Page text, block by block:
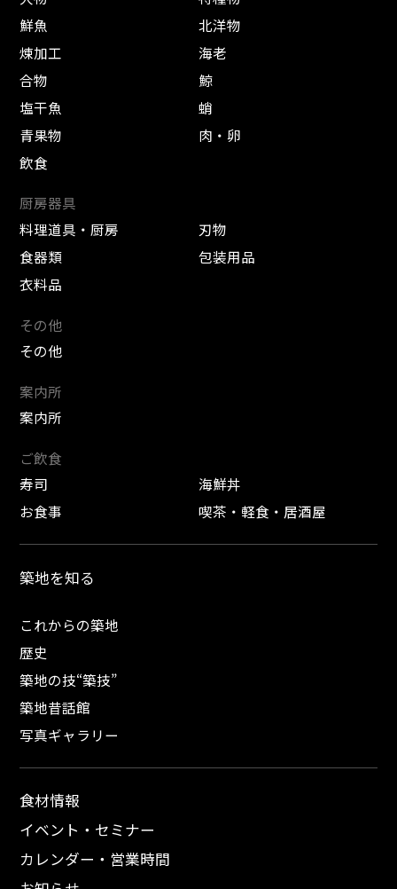
鮮魚
北洋物
煉加工
海老
合物
鯨
塩干魚
蛸
青果物
肉・卵
飲食
厨房器具
料理道具・厨房
刃物
食器類
包装用品
衣料品
その他
その他
案内所
案内所
ご飲食
寿司
海鮮丼
お食事
喫茶・軽食・居酒屋
築地を知る
これからの築地
歴史
築地の技“築技”
築地昔話館
写真ギャラリー
食材情報
イベント・セミナー
カレンダー・営業時間